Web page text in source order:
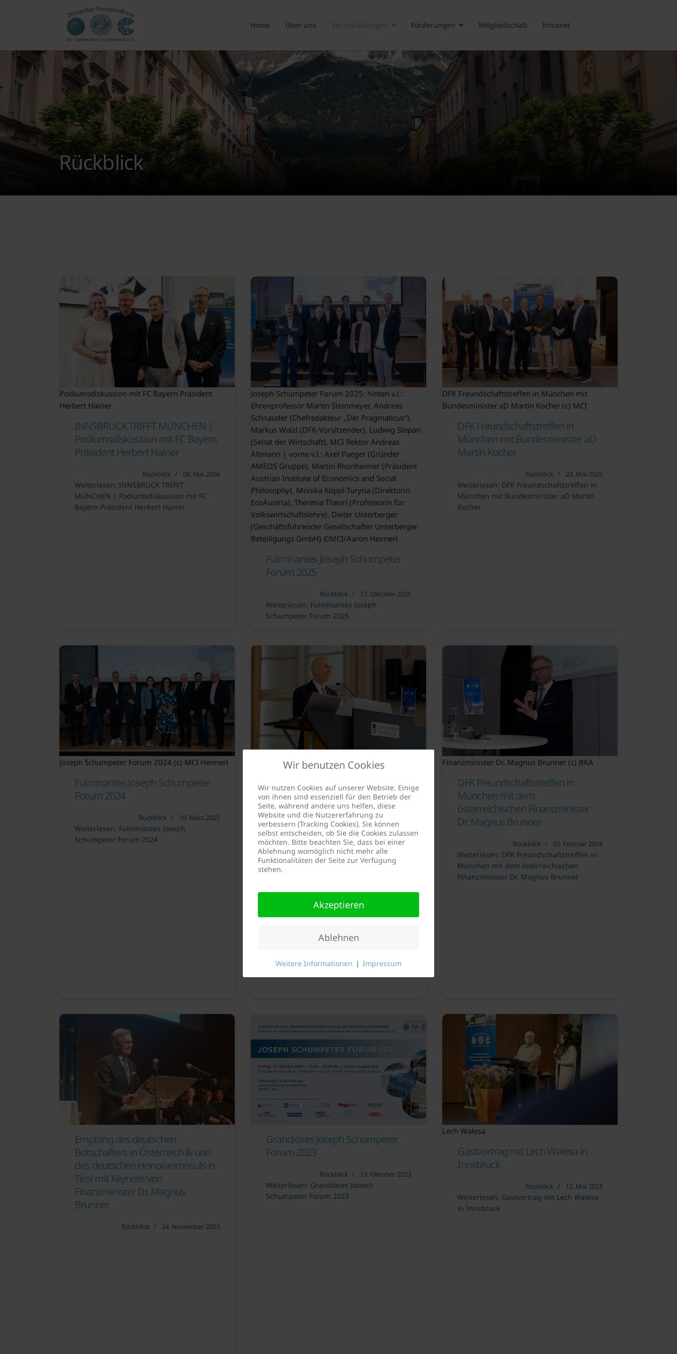
Home Über uns Veranstaltungen Förderungen Mitgliedschaft Intranet
Rückblick
Podiumsdiskussion mit FC Bayern Präsident
Herbert Hainer
INNSBRUCK TRIFFT MÜNCHEN |
Podiumsdiskussion mit FC Bayern
Präsident Herbert Hainer
Rückblick 08. Mai 2026
Weiterlesen: INNSBRUCK TRIFFT
MÜNCHEN | Podiumsdiskussion mit FC
Bayern Präsident Herbert Hainer
Joseph Schumpeter Forum 2025: hinten v.l.:
Ehrenprofessor Martin Steinmeyer, Andreas
Schnauder (Chefredakteur „Der Pragmaticus“),
Markus Walzl (DFK-Vorsitzender), Ludwig Stepan
(Senat der Wirtschaft), MCI Rektor Andreas
Altmann | vorne v.l.: Axel Paeger (Gründer
AMEOS Gruppe), Martin Rhonheimer (Präsident
Austrian Institute of Economics and Social
Philosophy), Monika Köppl-Turyna (Direktorin
EcoAustria), Theresia Theurl (Professorin für
Volkswirtschaftslehre), Dieter Unterberger
(Geschäftsführender Gesellschafter Unterberger
Beteiligungs GmbH) ©MCI/Aaron Heimerl
Fulminantes Joseph Schumpeter
Forum 2025
Rückblick 17. Oktober 2025
Weiterlesen: Fulminantes Joseph
Schumpeter Forum 2025
DFK Freundschaftstreffen in München mit
Bundesminister aD Martin Kocher (c) MCI
DFK Freundschaftstreffen in
München mit Bundesminister aD
Martin Kocher
Rückblick 23. Mai 2025
Weiterlesen: DFK Freundschaftstreffen in
München mit Bundesminister aD Martin
Kocher
Joseph Schumpeter Forum 2024 (c) MCI Heimerl
Fulminantes Joseph Schumpeter
Forum 2024
Rückblick 10. März 2025
Weiterlesen: Fulminantes Joseph
Schumpeter Forum 2024
Bundesminister Martin Kocher zu Gast in
Österreich & Europa:
Herausforderungen für Wirtschaft
& Arbeit
Rückblick 08. Mai 2024
Weiterlesen: Österreich & Europa:
Herausforderungen für Wirtschaft &
Finanzminister Dr. Magnus Brunner (c) BKA
DFK Freundschaftstreffen in
München mit dem
österreichischen Finanzminister
Dr. Magnus Brunner
Rückblick 02. Februar 2024
Weiterlesen: DFK Freundschaftstreffen in
München mit dem österreichischen
Finanzminister Dr. Magnus Brunner
Empfang des deutschen
Botschafters in Österreich & und
des deutschen Honorarkonsuls in
Tirol mit Keynote von
Finanzminister Dr. Magnus
Brunner
Rückblick 24. November 2023
Grandioses Joseph Schumpeter
Forum 2023
Rückblick 13. Oktober 2023
Weiterlesen: Grandioses Joseph
Schumpeter Forum 2023
Lech Walesa
Gastvortrag mit Lech Walesa in
Innsbruck
Rückblick 12. Mai 2023
Weiterlesen: Gastvortrag mit Lech Walesa
in Innsbruck
Wir benutzen Cookies
Wir nutzen Cookies auf unserer Website. Einige
von ihnen sind essenziell für den Betrieb der
Seite, während andere uns helfen, diese
Website und die Nutzererfahrung zu
verbessern (Tracking Cookies). Sie können
selbst entscheiden, ob Sie die Cookies zulassen
möchten. Bitte beachten Sie, dass bei einer
Ablehnung womöglich nicht mehr alle
Funktionalitäten der Seite zur Verfügung
stehen.
Akzeptieren
Ablehnen
Weitere Informationen | Impressum